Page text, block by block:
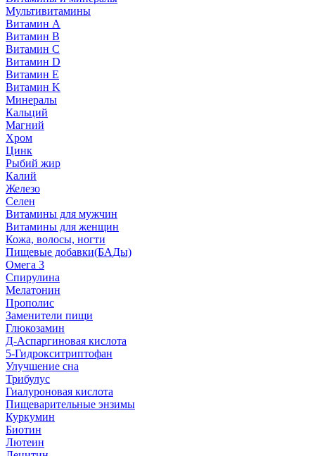
Мультивитамины
Витамин A
Витамин B
Витамин C
Витамин D
Витамин E
Витамин K
Минералы
Кальций
Магний
Хром
Цинк
Рыбий жир
Калий
Железо
Селен
Витамины для мужчин
Витамины для женщин
Кожа, волосы, ногти
Пищевые добавки(БАДы)
Омега 3
Спирулина
Мелатонин
Прополис
Заменители пищи
Глюкозамин
Д-Аспаргиновая кислота
5-Гидрокситриптофан
Улучшение сна
Трибулус
Гиалуроновая кислота
Пищеварительные энзимы
Куркумин
Биотин
Лютеин